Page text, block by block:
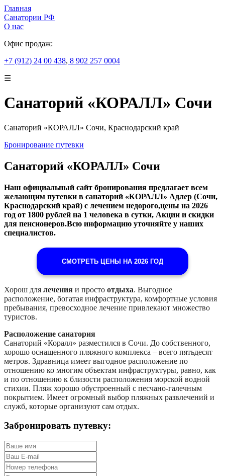
Главная
Санатории РФ
О нас
Офис продаж:
+7 (912) 24 00 438, 8 902 257 0004
☰
Санаторий «КОРАЛЛ» Сочи
Санаторий «КОРАЛЛ» Сочи, Краснодарский край
Бронирование путевки
Санаторий «КОРАЛЛ» Сочи
Наш официальный сайт бронирования предлагает всем
желающим путевки в санаторий «КОРАЛЛ» Адлер (Сочи,
Краснодарский край) с лечением недорого,цены на 2026
год от 1800 рублей на 1 человека в сутки, Акции и скидки
для пенсионеров.Всю информацию уточняйте у наших
специалистов.
СМОТРЕТЬ ЦЕНЫ НА 2026 ГОД
Хорош для лечения и просто отдыха. Выгодное
расположение, богатая инфраструктура, комфортные условия
пребывания, превосходное лечение привлекают множество
туристов.
Расположение санатория
Санаторий «Коралл» разместился в Сочи. До собственного,
хорошо оснащенного пляжного комплекса – всего пятьдесят
метров. Здравница имеет выгодное расположение по
отношению ко многим объектам инфраструктуры, равно, как
и по отношению к близости расположения морской водной
стихии. Пляж хорошо обустроенный с песчано-галечным
покрытием. Имеет огромный выбор пляжных развлечений и
служб, которые организуют сам отдых.
Забронировать путевку: